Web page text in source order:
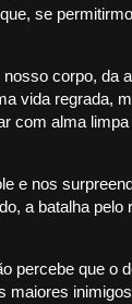
se
corpo, da
vida regrada,
com alma
e nos
a batalha pelo
percebe que o
maiores